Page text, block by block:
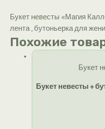
Букет невесты «Магия
лента , бутоньерка для
Похожие
Букет
Букет невесты +